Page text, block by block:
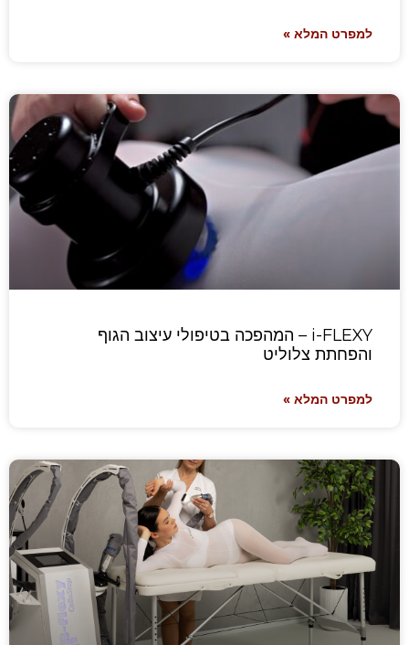
למפרט המלא »
i-FLEXY – המהפכה בטיפולי עיצוב הגוף
והפחתת צלוליט
למפרט המלא »